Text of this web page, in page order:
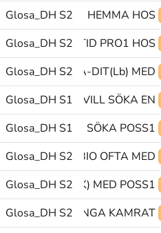
Glosa_DH S2
NÅGONSIN HEMMA HOS
Glosa_DH S2ALLTID PRO1 HOS
Glosa_DH S2
PRO1 KOMMA-DIT(Lb) MED
Glosa_DH S1
VILL SÖKA EN
Glosa_DH S1PRO1 SÖKA POSS1
Glosa_DH S2
BIO OFTA MED
Glosa_DH S2
MED POSS1
Glosa_DH S2
ROLIG MÅNGA KAMRAT